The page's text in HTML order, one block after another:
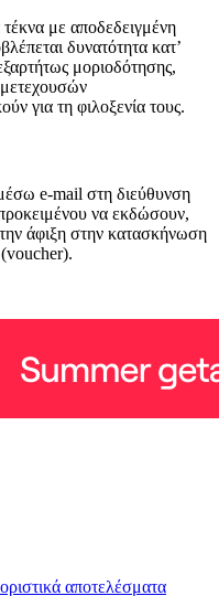
με αποδεδειγμένη
δυνατότητα κατ’
μοριοδότησης,
για τη φιλοξενία τους.
e-mail στη διεύθυνση
να εκδώσουν,
άφιξη στην κατασκήνωση
(voucher).
αποτελέσματα